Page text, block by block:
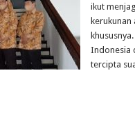
ikut
Indonesia
tercipta